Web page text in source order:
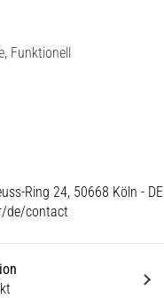
Funktionell
Ring 24, 50668 Köln - DE
de/contact